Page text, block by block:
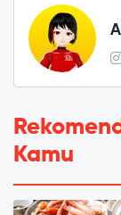
Kamu